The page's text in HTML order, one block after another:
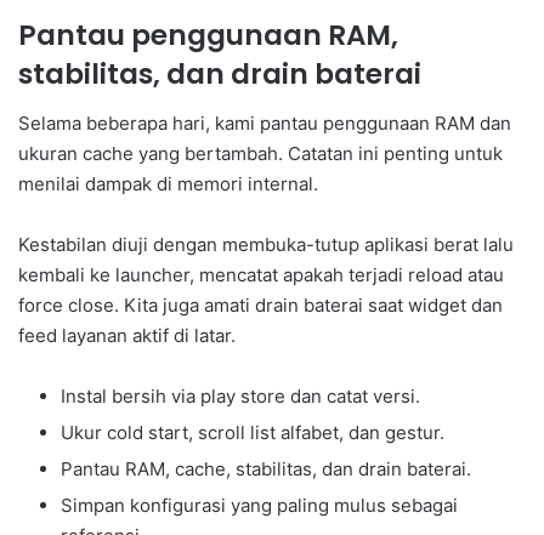
Pantau penggunaan RAM,
stabilitas, dan drain baterai
Selama beberapa hari, kami pantau penggunaan RAM dan
ukuran cache yang bertambah. Catatan ini penting untuk
menilai dampak di memori internal.
Kestabilan diuji dengan membuka-tutup aplikasi berat lalu
kembali ke launcher, mencatat apakah terjadi reload atau
force close. Kita juga amati drain baterai saat widget dan
feed layanan aktif di latar.
Instal bersih via play store dan catat versi.
Ukur cold start, scroll list alfabet, dan gestur.
Pantau RAM, cache, stabilitas, dan drain baterai.
Simpan konfigurasi yang paling mulus sebagai